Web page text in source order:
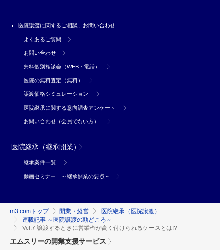
医院譲渡に関するご相談、お問い合わせ
よくあるご質問
お問い合わせ
無料個別相談会（WEB・電話）
医院の無料査定（無料）
譲渡価格シミュレーション
医院継承に関する意向調査アンケート
お問い合わせ（会員でない方）
医院継承（継承開業）
継承案件一覧
動画セミナー ～継承開業の要点～
m3.comトップ 開業・経営
医院継承（医院譲渡）
連載記事 ～医院譲渡の勘どころ～
Vol.7 譲渡するときに営業権が高く付けられるケースとは!?
エムスリーの開業支援サービス